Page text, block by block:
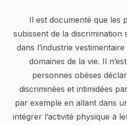
Il est documenté que les
subissent de la discrimination
dans l’industrie
domaines de la vie. Il
personnes obèses
discriminées et intimidées
par exemple en allant dans
intégrer l’activité physique à